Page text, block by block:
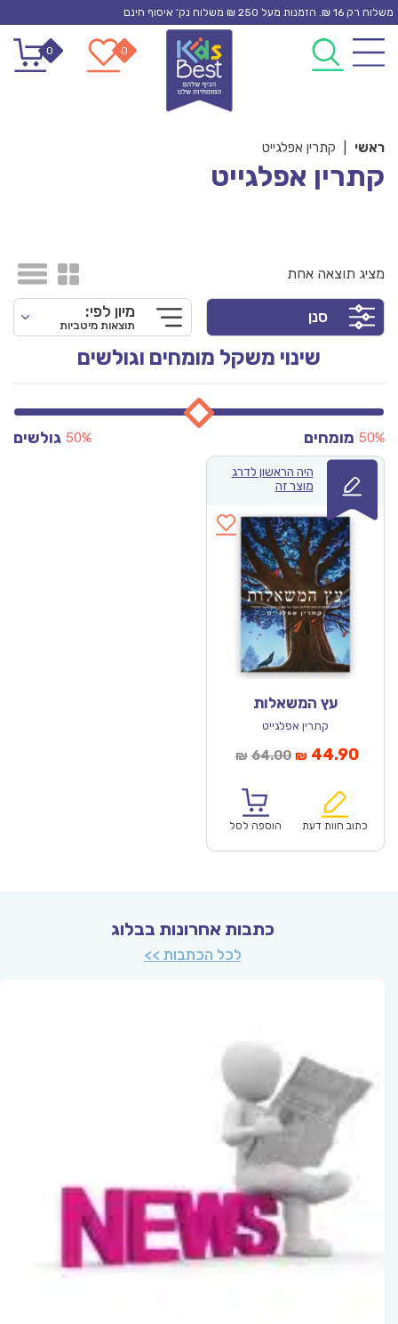
Skip
content
משלוח רק 16 ₪. הזמנות מעל 250 ₪ משלוח נק’ איסוף חינם
0
0
ראשי קתרין אפלגייט
קתרין אפלגייט
מציג תוצאה אחת
סנן מיון לפי:
תוצאות מיטביות
שינוי משקל מומחים וגולשים
מומחים 50% גולשים 50%
היה הראשון לדרג
מוצר זה
עץ המשאלות
קתרין אפלגייט
₪ 64.00המחיר
₪64.00.
₪ 44.90
כתוב חוות דעת הוספה לסל
כתבות אחרונות בבלוג
לכל הכתבות >>